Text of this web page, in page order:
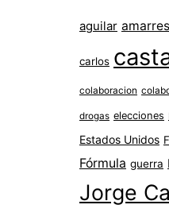
aguilar amarres
carlos
colaboracion
drogas elecciones
Estados Unidos
Fórmula guerra
Jorge